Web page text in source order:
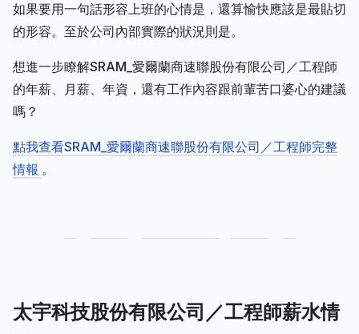
如果要用一句話形容上班的心情是，還算愉快應該是最貼切
的形容。至於公司內部實際的狀況則是。
想進一步瞭解SRAM_愛爾蘭商速聯股份有限公司／工程師
的年薪、月薪、年資，還有工作內容跟前輩苦口婆心的建議
嗎？
點我查看SRAM_愛爾蘭商速聯股份有限公司／工程師完整
情報 。
太宇科技股份有限公司／工程師薪水情